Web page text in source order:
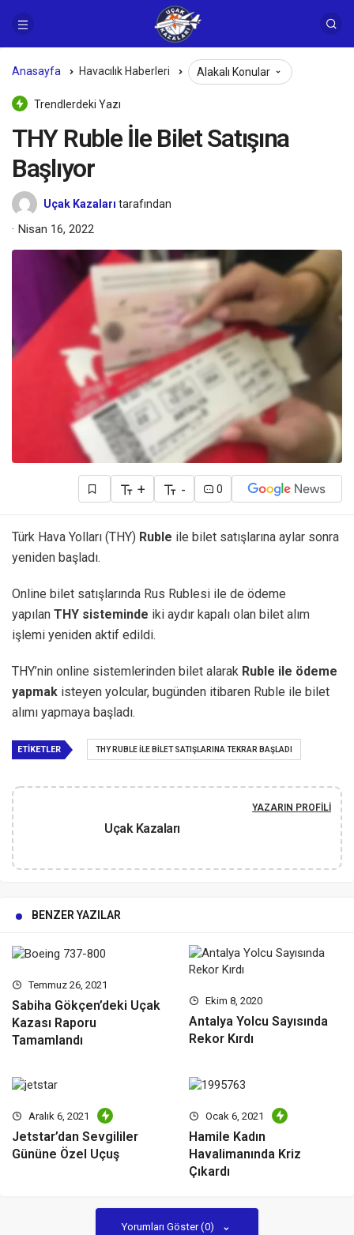
Anasayfa Havacılık Haberleri Alakalı Konular
Trendlerdeki Yazı
THY Ruble İle Bilet Satışına
Başlıyor
Uçak Kazaları tarafından
Nisan 16, 2022
+ - 0
Türk Hava Yolları (THY) Ruble ile bilet satışlarına aylar sonra
yeniden başladı.
Online bilet satışlarında Rus Rublesi ile de ödeme
yapılan THY sisteminde iki aydır kapalı olan bilet alım
işlemi yeniden aktif edildi.
THY’nin online sistemlerinden bilet alarak Ruble ile ödeme
yapmak isteyen yolcular, bugünden itibaren Ruble ile bilet
alımı yapmaya başladı.
ETIKETLER THY RUBLE ILE BILET SATIŞLARINA TEKRAR BAŞLADI
Uçak Kazaları
YAZARIN PROFILI
BENZER YAZILAR
Temmuz 26, 2021
Sabiha Gökçen’deki Uçak
Kazası Raporu
Tamamlandı
Ekim 8, 2020
Antalya Yolcu Sayısında
Rekor Kırdı
Aralık 6, 2021
Jetstar’dan Sevgililer
Gününe Özel Uçuş
Ocak 6, 2021
Hamile Kadın
Havalimanında Kriz
Çıkardı
Yorumları Göster (0)